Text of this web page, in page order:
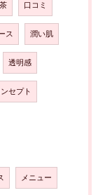
口コミ
ス 潤い肌
透明感
ンセプト
メニュー